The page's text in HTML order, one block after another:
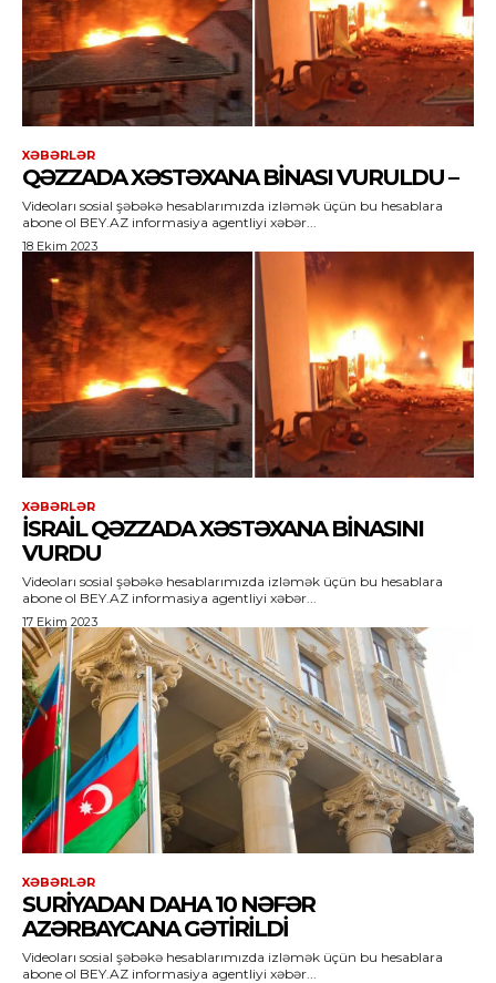
XƏBƏRLƏR
QƏZZADA XƏSTƏXANA BINASI VURULDU –
Videoları sosial şəbəkə hesablarımızda izləmək üçün bu hesablara
abone ol BEY.AZ informasiya agentliyi xəbər...
18 Ekim 2023
XƏBƏRLƏR
İSRAIL QƏZZADA XƏSTƏXANA BINASINI
VURDU
Videoları sosial şəbəkə hesablarımızda izləmək üçün bu hesablara
abone ol BEY.AZ informasiya agentliyi xəbər...
17 Ekim 2023
XƏBƏRLƏR
SURIYADAN DAHA 10 NƏFƏR
AZƏRBAYCANA GƏTIRILDI
Videoları sosial şəbəkə hesablarımızda izləmək üçün bu hesablara
abone ol BEY.AZ informasiya agentliyi xəbər...